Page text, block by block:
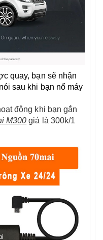
quay, bạn sẽ nhận
sau khi bạn nổ máy
động khi bạn gắn
M300 giá là 300k/1